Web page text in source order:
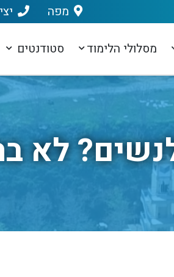
מפה
מסלולי הלימוד סטודנטים
לא